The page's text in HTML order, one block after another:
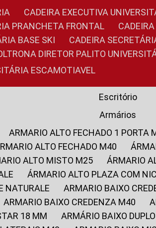
CADEIRA EXECUTIVA
PRANCHETA FRONTAL
BASE SKI
CADEIRA
DIRETOR PALITO
ESCAMOTIAVEL
Escritório
Armários
ARMARIO ALTO FECHADO 1 PORTA
ARMARIO ALTO FECHADO M40
ALTO MISTO M25
ÁRMARIO
ÁRMARIO ALTO PLAZA COM
NATURALE
ARMARIO BAIXO
ARMARIO BAIXO CREDENZA M40
18 MM
ARMÁRIO BAIXO